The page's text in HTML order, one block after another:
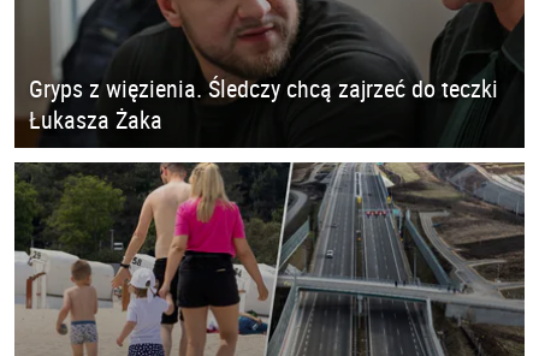
Gryps z więzienia. Śledczy chcą zajrzeć do teczki
Łukasza Żaka